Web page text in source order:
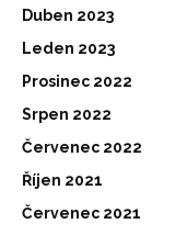
Duben 2023
Leden 2023
Prosinec 2022
Srpen 2022
Červenec 2022
Říjen 2021
Červenec 2021